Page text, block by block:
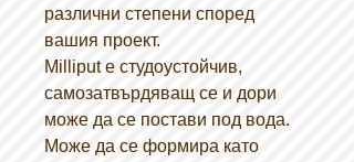
различни степени според
вашия проект.
Milliput е студоустойчив,
самозатвърдяващ се и дори
може да се постави под вода.
Може да се формира като